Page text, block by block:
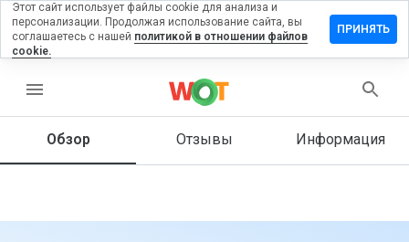
menu
Обзор Отзывы Информация
на
оценили
Этот сайт использует файлы cookie для анализа и
персонализации. Продолжая использование сайта, вы
соглашаетесь с нашей политикой в отношении файлов
cookie.
ПРИНЯТЬ